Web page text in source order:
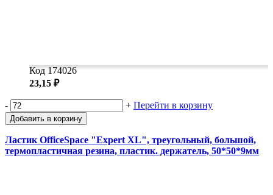
Код 174026
23,15 ₽
- + Перейти в корзину
Добавить в корзину
Ластик OfficeSpace "Expert XL", треугольный, большой,
термопластичная резина, пластик. держатель, 50*50*9мм